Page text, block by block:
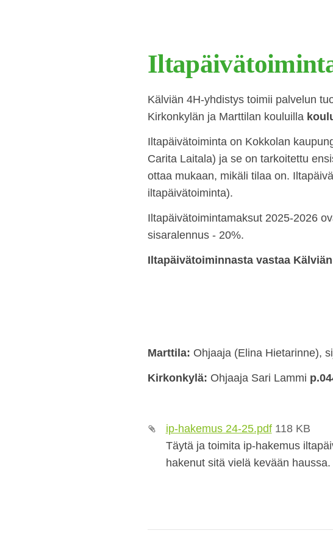
Kälviän 4H-yhdistys toimii palvelun
Kirkonkylän ja Marttilan kouluilla
Iltapäivätoiminta on Kokkolan
Carita Laitala) ja se on tarkoitettu
ottaa mukaan, mikäli tilaa on.
iltapäivätoiminta).
Iltapäivätoimintamaksut 2025-2026
sisaralennus - 20%.
Iltapäivätoiminnasta vastaa
Marttila: Ohjaaja (Elina Hietarinne),
Kirkonkylä: Ohjaaja Sari Lammi
ip-hakemus 24-25.pdf 118 KB
Täytä ja toimita ip-hakemus
hakenut sitä vielä kevään